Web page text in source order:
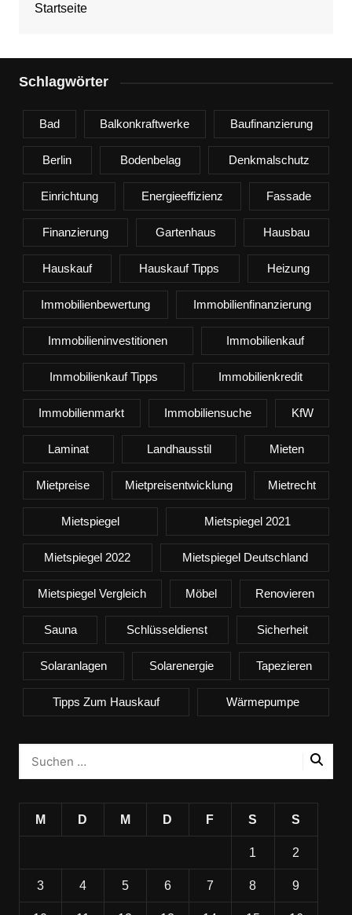
Startseite
Schlagwörter
Bad Balkonkraftwerke Baufinanzierung
Berlin Bodenbelag Denkmalschutz
Einrichtung Energieeffizienz Fassade
Finanzierung Gartenhaus Hausbau
Hauskauf Hauskauf Tipps Heizung
Immobilienbewertung Immobilienfinanzierung
Immobilieninvestitionen Immobilienkauf
Immobilienkauf Tipps Immobilienkredit
Immobilienmarkt Immobiliensuche KfW
Laminat Landhausstil Mieten
Mietpreise Mietpreisentwicklung Mietrecht
Mietspiegel Mietspiegel 2021
Mietspiegel 2022 Mietspiegel Deutschland
Mietspiegel Vergleich Möbel Renovieren
Sauna Schlüsseldienst Sicherheit
Solaranlagen Solarenergie Tapezieren
Tipps Zum Hauskauf Wärmepumpe
M D M D F S S
1 2
3 4 5 6 7 8 9